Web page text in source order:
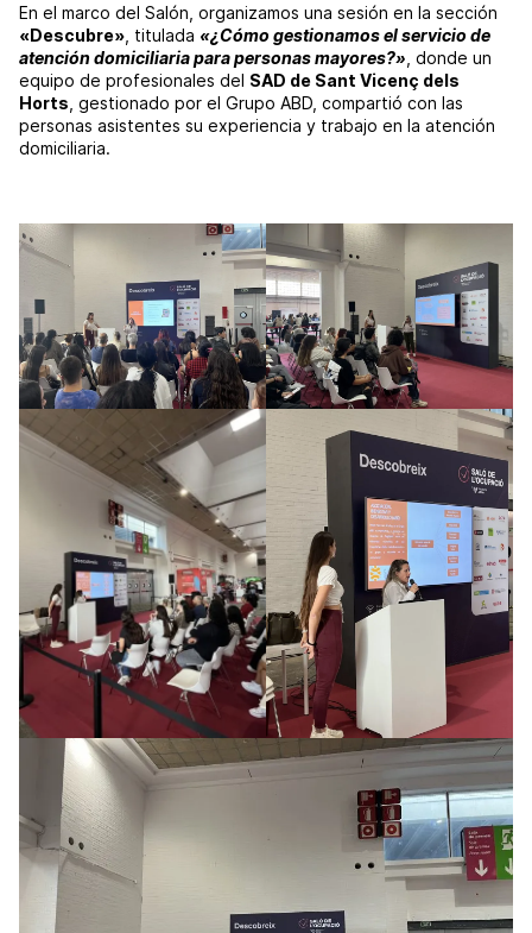
En el marco del Salón, organizamos una sesión en la sección
«Descubre» , titulada «¿Cómo gestionamos el servicio de
atención domiciliaria para personas mayores?» , donde un
equipo de profesionales del SAD de Sant Vicenç dels
Horts , gestionado por el Grupo ABD, compartió con las
personas asistentes su experiencia y trabajo en la atención
domiciliaria.